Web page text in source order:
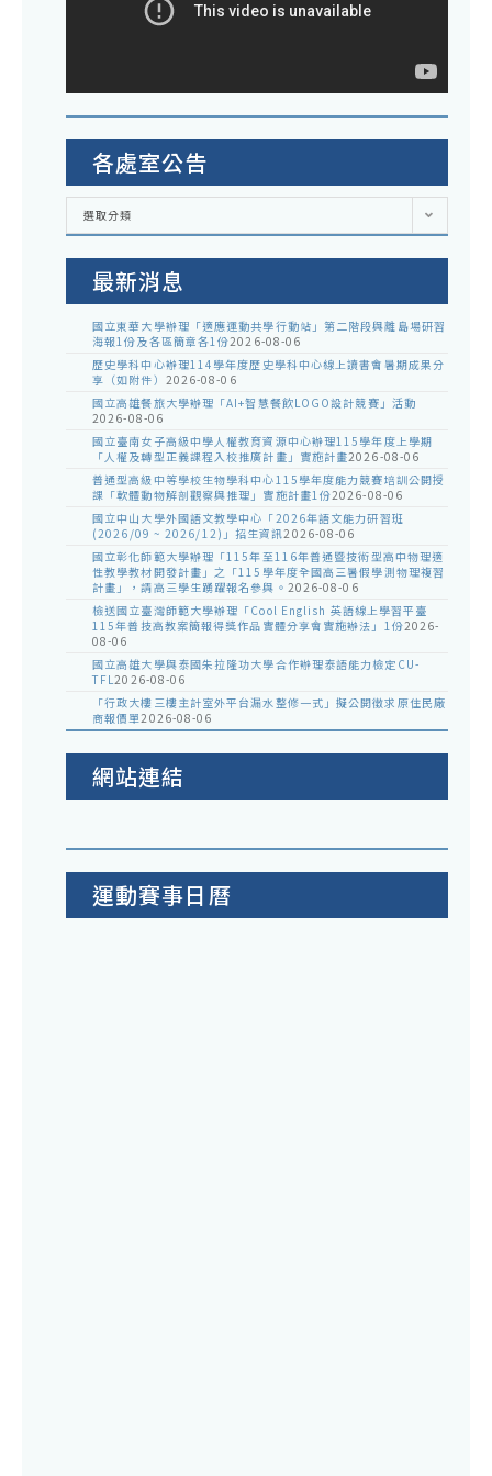
各處室公告
各
室
選取分類
最新消息
國立東華大學辦理「適應運動共學行動站」第二階段與離島場研習
海報1份及各區簡章各1份2026-08-06
歷史學科中心辦理114學年度歷史學科中心線上讀書會暑期成果分
享（如附件） 2026-08-06
國立高雄餐旅大學辦理「AI+智慧餐飲LOGO設計競賽」活動
2026-08-06
國立臺南女子高級中學人權教育資源中心辦理115學年度上學期
「人權及轉型正義課程入校推廣計畫」實施計畫2026-08-06
普通型高級中等學校生物學科中心115學年度能力競賽培訓公開授
課「軟體動物解剖觀察與推理」實施計畫1份2026-08-06
國立中山大學外國語文教學中心「2026年語文能力研習班
(2026/09 ~ 2026/12)」招生資訊2026-08-06
國立彰化師範大學辦理「115年至116年普通暨技術型高中物理適
性教學教材開發計畫」之「115學年度全國高三暑假學測物理複習
計畫」，請高三學生踴躍報名參與。 2026-08-06
檢送國立臺灣師範大學辦理「Cool English 英語線上學習平臺
115年普技高教案簡報得獎作品實體分享會實施辦法」1份2026-
08-06
國立高雄大學與泰國朱拉隆功大學合作辦理泰語能力檢定CU-
TFL2026-08-06
「行政大樓三樓主計室外平台漏水整修一式」擬公開徵求原住民廠
商報價單2026-08-06
網站連結
運動賽事日曆